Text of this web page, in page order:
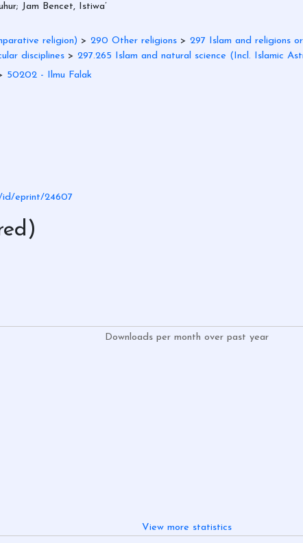
Jam Bencet, Istiwa’
religion) > 290 Other religions > 297 Islam and religions
disciplines > 297.265 Islam and natural science (Incl. Islamic
50202 - Ilmu Falak
id/eprint/24607
Downloads per month over past year
View more statistics